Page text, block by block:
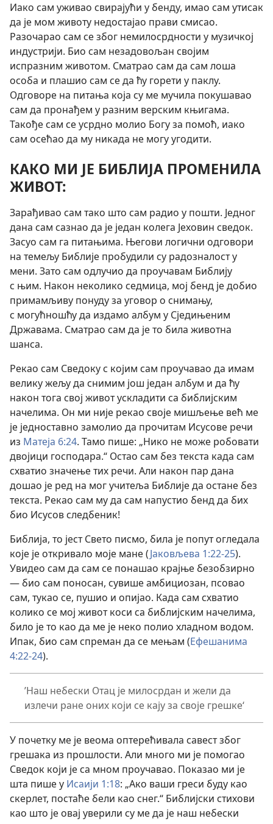
Иако сам уживао свирајући у бенду, имао сам утисак
да је мом животу недостајао прави смисао.
Разочарао сам се због немилосрдности у музичкој
индустрији. Био сам незадовољан својим
испразним животом. Сматрао сам да сам лоша
особа и плашио сам се да ћу горети у паклу.
Одговоре на питања која су ме мучила покушавао
сам да пронађем у разним верским књигама.
Такође сам се усрдно молио Богу за помоћ, иако
сам осећао да му никада не могу угодити.
КАКО МИ ЈЕ БИБЛИЈА ПРОМЕНИЛА
ЖИВОТ:
Зарађивао сам тако што сам радио у пошти. Једног
дана сам сазнао да је један колега Јеховин сведок.
Засуо сам га питањима. Његови логични одговори
на темељу Библије пробудили су радозналост у
мени. Зато сам одлучио да проучавам Библију
с њим. Након неколико седмица, мој бенд је добио
примамљиву понудуза уговор о снимању,
с могућношћу да издамо албум у Сједињеним
Државама. Сматрао сам да је то била животна
шанса.
Рекао сам Сведоку с којим сам проучавао да имам
велику жељу да снимим још један албум и да ћу
након тога свој живот ускладити са библијским
начелима. Он ми није рекао своје мишљење већ ме
је једноставно замолио да прочитам Исусове речи
из Матеја 6:24. Тамо пише: „Нико не може робовати
двојици господара.“ Остао сам без текста када сам
схватио значење тих речи. Али након пар дана
дошао је ред на мог учитеља Библије да остане без
текста. Рекао сам му да сам напустио бенд да бих
био Исусов следбеник!
Библија, то јест Свето писмо, била је попут огледала
које је откривало моје мане (Јаковљева 1:22-25).
Увидео сам да сам се понашао крајње безобзирно
— био сам поносан, сувише амбициозан, псовао
сам, тукао се, пушио и опијао. Када сам схватио
колико се мој живот коси са библијским начелима,
било је то као да ме је неко полио хладном водом.
Ипак, био сам спреман да се мењам (Ефешанима
4:22-24).
’Наш небески Отац је милосрдан и жели да
излечи ране оних који се кају за своје грешке‘
У почетку ме је веома оптерећивала савест због
грешака из прошлости. Али много ми је помогао
Сведок који је са мном проучавао. Показао ми је
шта пише у Исаији 1:18: „Ако ваши греси буду као
скерлет, постаће бели као снег.“ Библијски стихови
као што је овај уверили су ме да је наш небески